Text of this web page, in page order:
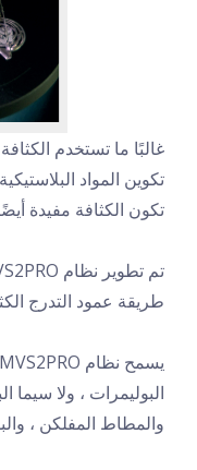
غالبًا ما تستخدم
تكوين المواد
تكون الكثافة مفيدة
طريقة عمود التدرج
والمطاط المفلكن ،